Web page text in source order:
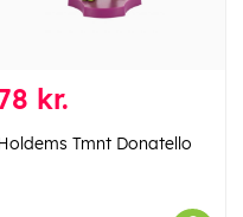
kr.
Tmnt Donatello